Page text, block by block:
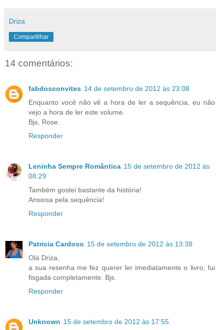
Driza
Compartilhar
14 comentários:
fabdosconvites 14 de setembro de 2012 às 23:08
Enquanto você não vê a hora de ler a sequência, eu não
vejo a hora de ler este volume.
Bjs, Rose.
Responder
Leninha Sempre Romântica 15 de setembro de 2012 às
08:29
Também gostei bastante da história!
Ansiosa pela sequência!
Responder
Patricia Cardoso 15 de setembro de 2012 às 13:38
Olá Driza,
a sua resenha me fez querer ler imediatamente o livro; fui
fisgada completamente. Bjs.
Responder
Unknown 15 de setembro de 2012 às 17:55